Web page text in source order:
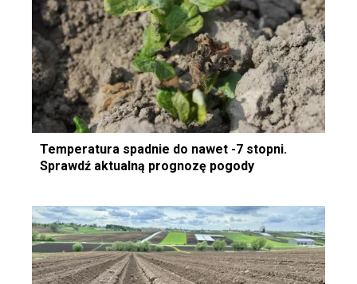
Temperatura spadnie do nawet -7 stopni.
Sprawdź aktualną prognozę pogody